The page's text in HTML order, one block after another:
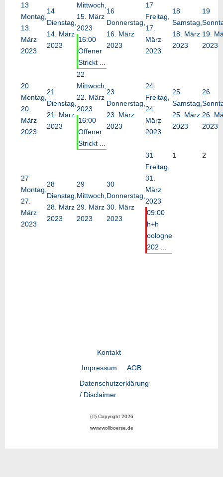
13
Montag,
13.
März
2023
14
Dienstag,
14. März
2023
Mittwoch,
15. März
2023
16:00
Offener
Strickt ...
16
Donnerstag,
16. März
2023
17
Freitag,
17.
März
2023
18
Samstag,
18. März
2023
19
19.
2023
20
Montag,
20.
März
2023
21
Dienstag,
21. März
2023
22
Mittwoch,
22. März
2023
16:00
Offener
Strickt ...
23
Donnerstag,
23. März
2023
24
Freitag,
24.
März
2023
25
Samstag,
25. März
2023
26
26.
2023
27
Montag,
27.
März
2023
28
Dienstag,
28. März
2023
29
Mittwoch,
29. März
2023
30
Donnerstag,
30. März
2023
31
Freitag,
31.
März
2023
09:00
h+h
oologne
202 ...
1 2
Kontakt
Impressum
AGB
Datenschutzerklärung
/ Disclaimer
(©) Copyright 2026
www.wollboerse.de